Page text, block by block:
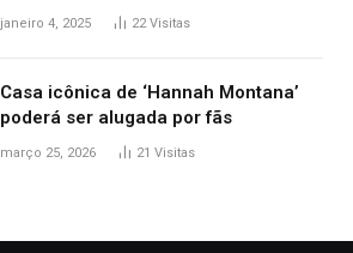
desabamento da ponte entre MA e
janeiro 4, 2025 22Visitas
Casa icônica de ‘Hannah Montana’
poderá ser alugada por fãs
março 25, 2026 21 Visitas